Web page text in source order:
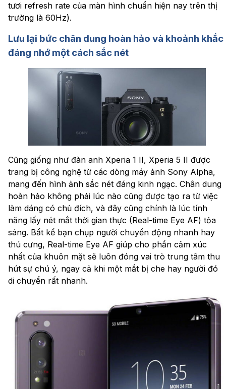
tươi refresh rate của màn hình chuẩn hiện nay trên thị
trường là 60Hz).
Lưu lại bức chân dung hoàn hảo và khoảnh khắc
đáng nhớ một cách sắc nét
Cũng giống như đàn anh Xperia 1 II, Xperia 5 II được
trang bị công nghệ từ các dòng máy ảnh Sony Alpha,
mang đến hình ảnh sắc nét đáng kinh ngạc. Chân dung
hoàn hảo không phải lúc nào cũng được tạo ra từ việc
làm dáng có chủ đích, và đây cũng chính là lúc tính
năng lấy nét mắt thời gian thực (Real-time Eye AF) tỏa
sáng. Bất kể bạn chụp người chuyển động nhanh hay
thú cưng, Real-time Eye AF giúp cho phần cảm xúc
nhất của khuôn mặt sẽ luôn đóng vai trò trung tâm thu
hút sự chú ý, ngay cả khi một mắt bị che hay người đó
di chuyển rất nhanh.